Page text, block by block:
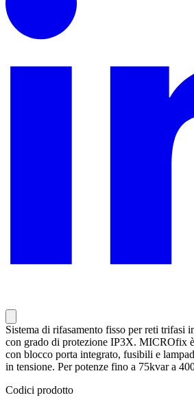
Sistema di rifasamento fisso per reti trifasi
con grado di protezione IP3X. MICROfix
con blocco porta integrato, fusibili e
in tensione. Per potenze fino a 75kvar a
Codici prodotto